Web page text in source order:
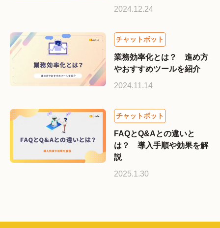
2024.12.24
業務効率化とは？ 進め方
やおすすめツールを紹介
2024.11.14
FAQとQ&Aとの違いと
は？ 導入手順や効果を解
説
2025.1.30